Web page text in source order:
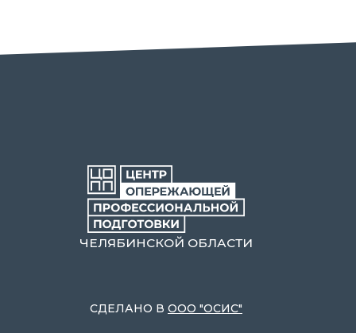
ЧЕЛЯБИНСКОЙ ОБЛАСТИ
СДЕЛАНО В ООО "ОСИС"